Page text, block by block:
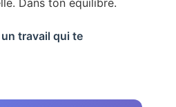
travail qui te